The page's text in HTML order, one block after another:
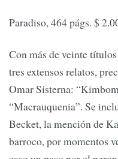
Paradiso, 464 págs. $
Con más de veinte
tres extensos relatos,
Omar Sisterna:
“Macrauquenia”. Se
Becket, la mención de
barroco, por momentos